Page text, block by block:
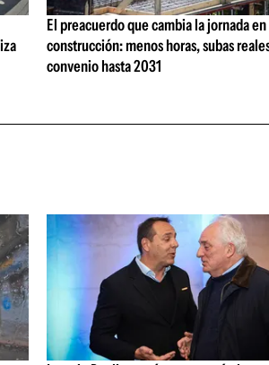
El preacuerdo que cambia la jornada
construcción: menos horas, subas
convenio hasta 2031